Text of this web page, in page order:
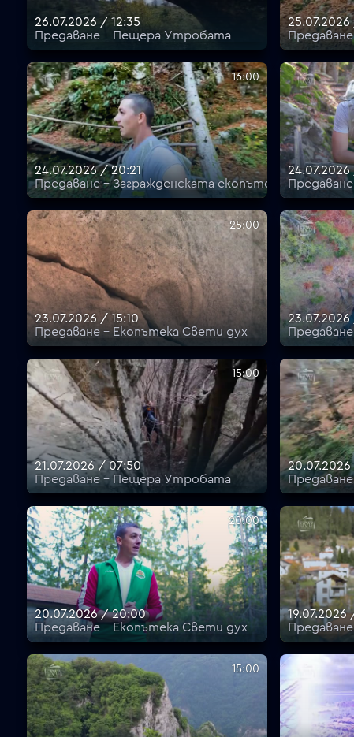
26.07.2026 / 12:35
Предаване - Пещера Утробата
16:00
24.07.2026 / 20:21
Предаване - Загражденската екопътека
25:00
23.07.2026 / 15:10
Предаване - Екопътека Свети дух
15:00
21.07.2026 / 07:50
Предаване - Пещера Утробата
20:00
20.07.2026 / 20:00
Предаване - Екопътека Свети дух
15:00